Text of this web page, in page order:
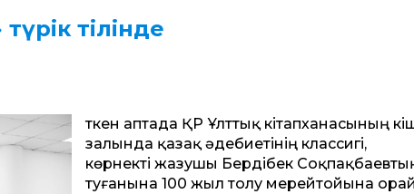
тілінде
Өткен аптада ҚР Ұлттық кітапханасының
залында қазақ әдебиетінің классигі,
көрнекті жазушы Бердібек
туғанына 100 жыл толу мерейтойына орай